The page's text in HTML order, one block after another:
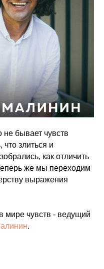
бывает чувств
злиться и
как отличить
же мы переходим
выражения
мире чувств - ведущий
.